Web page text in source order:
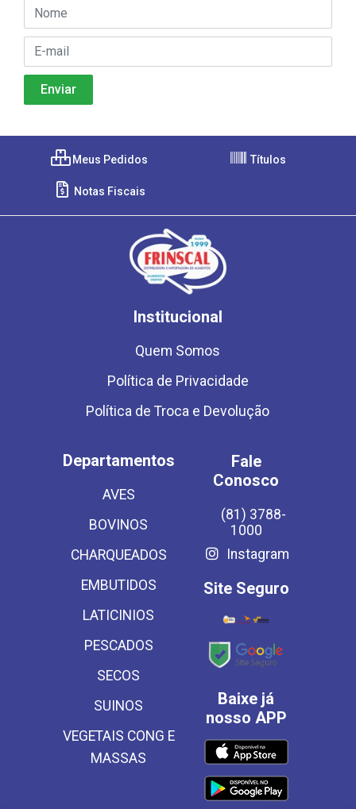
Meus Pedidos Títulos
Notas Fiscais
Institucional
Quem Somos
Política de Privacidade
Política de Troca e Devolução
Departamentos
AVES
BOVINOS
CHARQUEADOS
EMBUTIDOS
LATICINIOS
PESCADOS
SECOS
SUINOS
VEGETAIS CONG E
MASSAS
Fale
Conosco
(81) 3788-
1000
Instagram
Site Seguro
Baixe já
nosso APP